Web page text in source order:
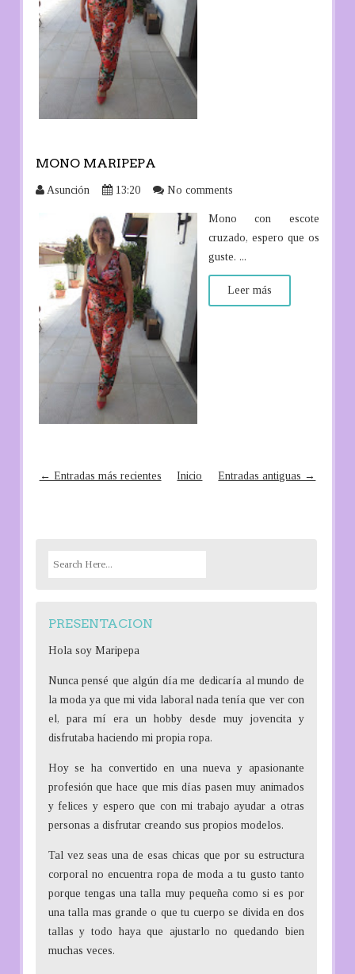
MONO MARIPEPA
Asunción 13:20 No comments
Mono con escote
cruzado, espero que os
guste. ...
Leer más
← Entradas más recientes Entradas antiguas →
Inicio
c
h
o
r
:
PRESENTACION
Hola soy Maripepa
Nunca pensé que algún día me dedicaría al mundo de
la moda ya que mi vida laboral nada tenía que ver con
el, para mí era un hobby desde muy jovencita y
disfrutaba haciendo mi propia ropa.
Hoy se ha convertido en una nueva y apasionante
profesión que hace que mis días pasen muy animados
y felices y espero que con mi trabajo ayudar a otras
personas a disfrutar creando sus propios modelos.
Tal vez seas una de esas chicas que por su estructura
corporal no encuentra ropa de moda a tu gusto tanto
porque tengas una talla muy pequeña como si es por
una talla mas grande o que tu cuerpo se divida en dos
tallas y todo haya que ajustarlo no quedando bien
muchas veces.